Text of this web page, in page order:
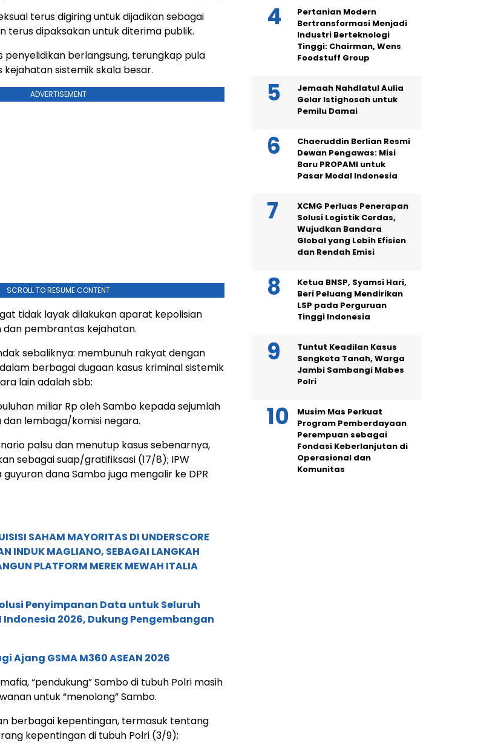
terus digiring untuk dijadikan sebagai
terus dipaksakan untuk diterima publik.
penyelidikan berlangsung, terungkap pula
kejahatan sistemik skala besar.
ADVERTISEMENT
SCROLL TO RESUME CONTENT
tidak layak dilakukan aparat kepolisian
pembrantas kejahatan.
sebaliknya: membunuh rakyat dengan
berbagai dugaan kasus kriminal sistemik
lain adalah sbb:
miliar Rp oleh Sambo kepada sejumlah
lembaga/komisi negara.
palsu dan menutup kasus sebenarnya,
sebagai suap/gratifiksasi (17/8); IPW
dana Sambo juga mengalir ke DPR
SAHAM MAYORITAS DI UNDERSCORE
INDUK MAGLIANO, SEBAGAI LANGKAH
PLATFORM MEREK MEWAH ITALIA
Penyimpanan Data untuk Seluruh
Indonesia 2026, Dukung Pengembangan
Ajang GSMA M360 ASEAN 2026
“pendukung” Sambo di tubuh Polri masih
untuk “menolong” Sambo.
berbagai kepentingan, termasuk tentang
kepentingan di tubuh Polri (3/9);
Pertanian Modern
Bertransformasi Menjadi
Industri Berteknologi
Tinggi: Chairman, Wens
Foodstuff Group
Jemaah Nahdlatul Aulia
Gelar Istighosah untuk
Pemilu Damai
Chaeruddin Berlian Resmi
Dewan Pengawas: Misi
Baru PROPAMI untuk
Pasar Modal Indonesia
XCMG Perluas Penerapan
Solusi Logistik Cerdas,
Wujudkan Bandara
Global yang Lebih Efisien
dan Rendah Emisi
Ketua BNSP, Syamsi Hari,
Beri Peluang Mendirikan
LSP pada Perguruan
Tinggi Indonesia
Tuntut Keadilan Kasus
Sengketa Tanah, Warga
Jambi Sambangi Mabes
Polri
Musim Mas Perkuat
Program Pemberdayaan
Perempuan sebagai
Fondasi Keberlanjutan di
Operasional dan
Komunitas